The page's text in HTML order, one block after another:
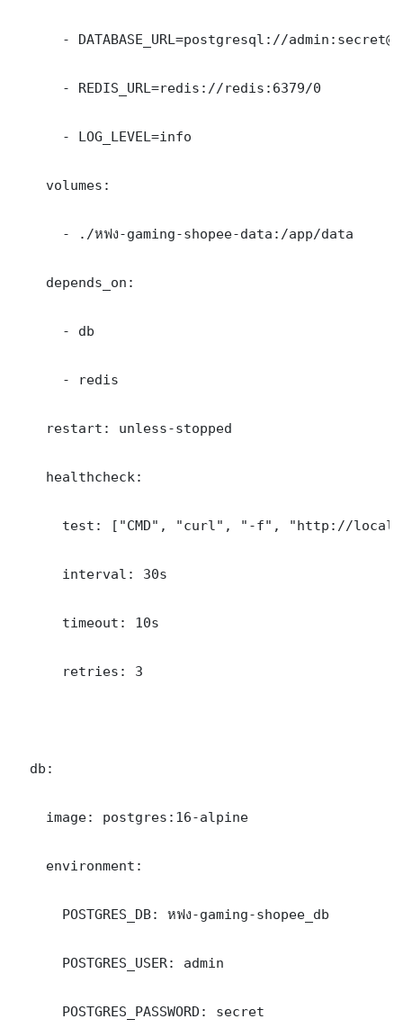
- DATABASE_URL=postgresql://
      - REDIS_URL=redis://redis:6379/0
      - LOG_LEVEL=info
    volumes:
      - ./หฟง-gaming-shopee-data:/app/data
    depends_on:
      - db
      - redis
    restart: unless-stopped
    healthcheck:
test: ["CMD", "curl", "-f", "http://
      interval: 30s
      timeout: 10s
      retries: 3
  db:
    image: postgres:16-alpine
    environment:
      POSTGRES_DB: หฟง-gaming-shopee_db
      POSTGRES_USER: admin
      POSTGRES_PASSWORD: secret